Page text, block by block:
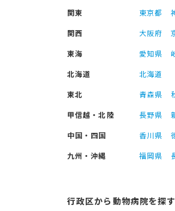
関東 東京都
関西
大阪府
東海
愛知県
北海道
北海道
東北
青森県
甲信越・北陸
長野県
中国・四国
香川県
九州・沖縄
福岡県
行政区から動物病院を探す